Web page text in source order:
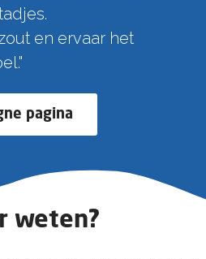
en ervaar het
pagina
weten?